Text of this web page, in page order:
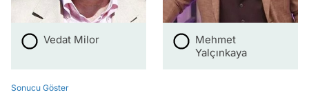
Vedat Milor
Mehmet
Yalçınkaya
Sonucu Göster